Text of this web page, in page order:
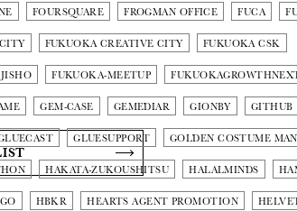
FOURSQUARE FROGMAN OFFICE FUCA
FUKUOKA CREATIVE CITY FUKUOKA CSK
FUKUOKA-MEETUP
GEM-CASE GEMEDIAR GIONBY GITHUB
GLUESUPPORT GOLDEN COSTUME MAN
HAKATA-ZUKOUSHITSU HALALMINDS
HBKR HEARTS AGENT PROMOTION